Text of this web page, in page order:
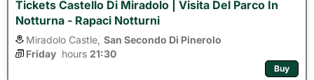
Tickets Castello Di Miradolo | Visita Del Parco In
Notturna - Rapaci Notturni
Miradolo Castle, San Secondo Di Pinerolo
Friday hours 21:30
Buy